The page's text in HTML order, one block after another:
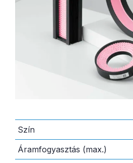
Szín
Áramfogyasztás (max.)